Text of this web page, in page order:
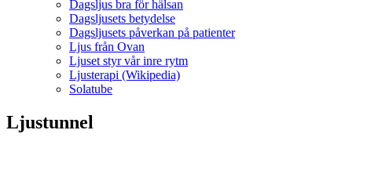
Dagsljus bra för hälsan
Dagsljusets betydelse
Dagsljusets påverkan på patienter
Ljus från Ovan
Ljuset styr vår inre rytm
Ljusterapi (Wikipedia)
Solatube
Ljustunnel